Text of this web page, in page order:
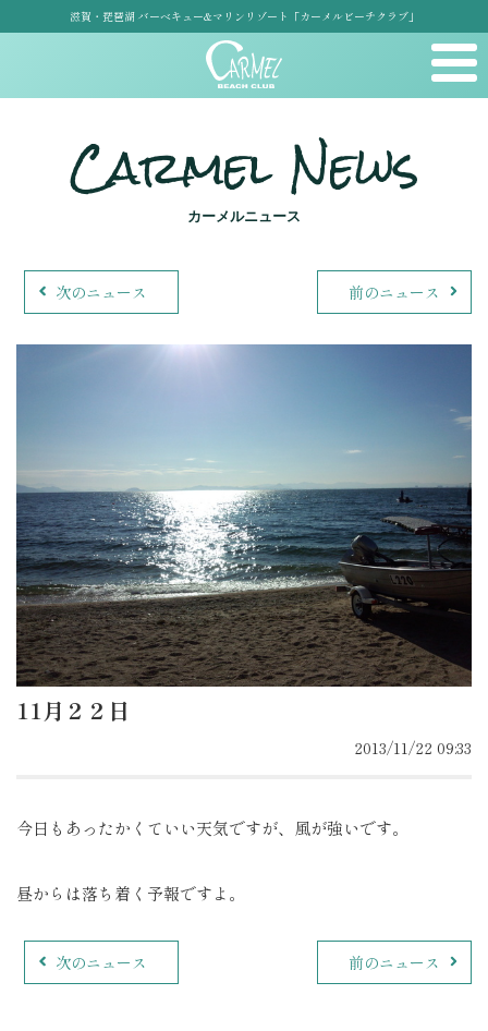
滋賀・琵琶湖 バーベキュー&マリンリゾート「カーメルビーチクラブ」
Carmel News
カーメルニュース
次のニュース 前のニュース
11月２２日
2013/11/22 09:33
今日もあったかくていい天気ですが、風が強いです。
昼からは落ち着く予報ですよ。
次のニュース 前のニュース